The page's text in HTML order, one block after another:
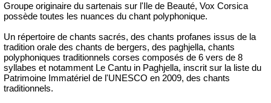
Groupe originaire du sartenais sur l'Ile de Beauté, Vox Corsica
possède toutes les nuances du chant polyphonique.
Un répertoire de chants sacrés, des chants profanes issus de la
tradition orale des chants de bergers, des paghjella, chants
polyphoniques traditionnels corses composés de 6 vers de 8
syllabes et notamment Le Cantu in Paghjella, inscrit sur la liste du
Patrimoine Immatériel de l'UNESCO en 2009, des chants
traditionnels.